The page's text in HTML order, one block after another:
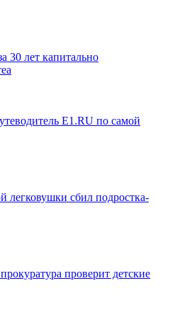
30 лет капитально
E1.RU по самой
легковушки сбил подростка-
проверит детские